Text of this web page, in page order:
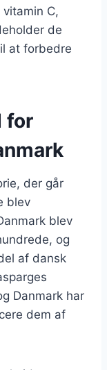
C,
de
at forbedre
for
der går
blev
blev
og
af dansk
Danmark har
dem af